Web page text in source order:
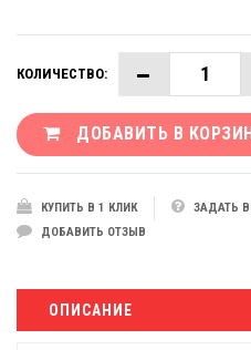
КОЛИЧЕСТВО:
ДОБАВИТЬ В
КУПИТЬ В 1 КЛИК
ЗАДАТЬ
ДОБАВИТЬ ОТЗЫВ
ОПИСАНИЕ